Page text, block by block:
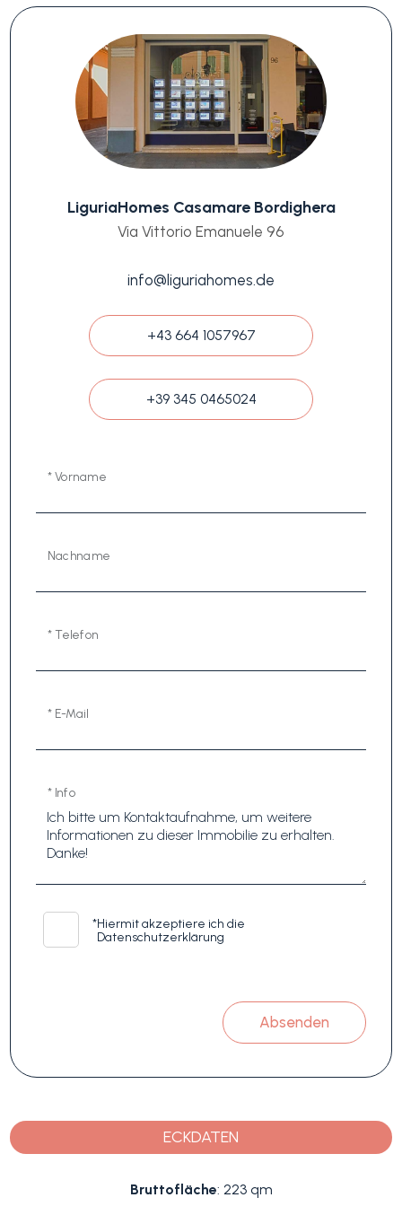
LiguriaHomes Casamare Bordighera
Via Vittorio Emanuele 96
info@liguriahomes.de
+43 664 1057967
+39 345 0465024
* Vorname
Nachname
* Telefon
* E-Mail
* Info
*Hiermit akzeptiere ich die
Datenschutzerklärung
Absenden
ECKDATEN
Bruttofläche: 223 qm